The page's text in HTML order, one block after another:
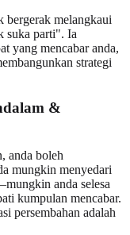
bergerak melangkaui
suka parti". Ia
yang mencabar anda,
strategi
&
anda boleh
mungkin menyedari
anda selesa
kumpulan mencabar.
persembahan adalah